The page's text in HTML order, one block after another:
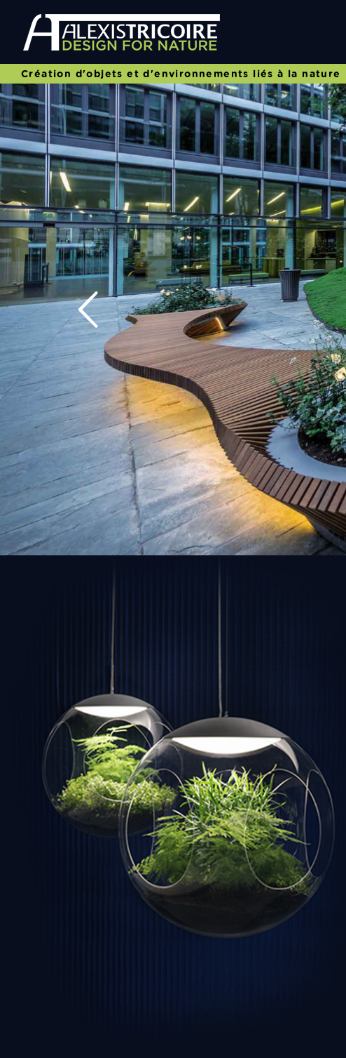
Création d'objets et d'environnements liés à la nature